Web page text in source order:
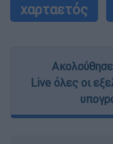
χαρταετός
Live όλες οι